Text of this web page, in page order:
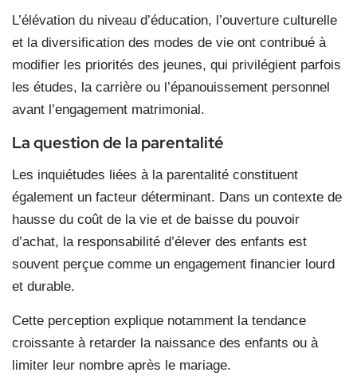
L’élévation du niveau d’éducation, l’ouverture culturelle
et la diversification des modes de vie ont contribué à
modifier les priorités des jeunes, qui privilégient parfois
les études, la carrière ou l’épanouissement personnel
avant l’engagement matrimonial.
La question de la parentalité
Les inquiétudes liées à la parentalité constituent
également un facteur déterminant. Dans un contexte de
hausse du coût de la vie et de baisse du pouvoir
d’achat, la responsabilité d’élever des enfants est
souvent perçue comme un engagement financier lourd
et durable.
Cette perception explique notamment la tendance
croissante à retarder la naissance des enfants ou à
limiter leur nombre après le mariage.